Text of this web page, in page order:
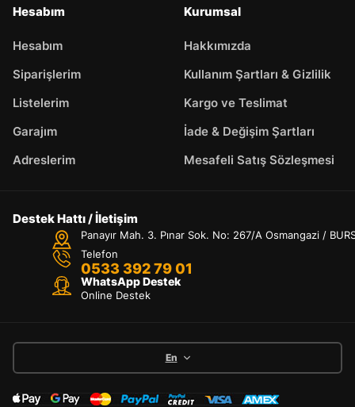
Hesabım
Hesabım
Siparişlerim
Listelerim
Garajım
Adreslerim
Kurumsal
Hakkımızda
Kullanım Şartları & Gizlilik
Kargo ve Teslimat
İade & Değişim Şartları
Mesafeli Satış Sözleşmesi
Destek Hattı / İletişim
Panayır Mah. 3. Pınar Sok. No: 267/A Osmangazi /
Telefon
0533 392 79 01
WhatsApp Destek
Online Destek
En